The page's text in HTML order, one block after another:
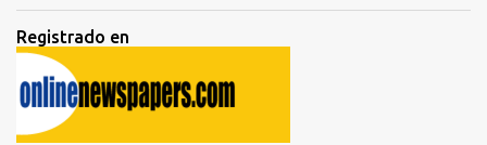
Registrado en